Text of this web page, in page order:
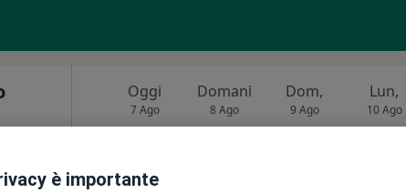
Oggi
7 Ago
Domani
8 Ago
Dom,
9 Ago
Lun,
10 Ago
Non ci sono agende disponibili!
è importante